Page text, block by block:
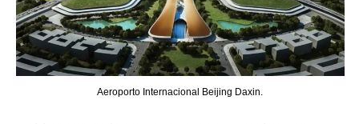
Aeroporto Internacional Beijing Daxin.